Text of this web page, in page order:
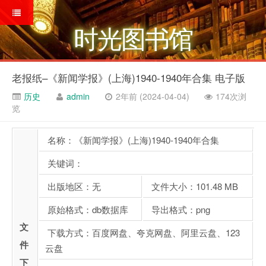
时光图书馆
老报纸–《新闻学报》(上海)1940-1940年合集 电子版
历史 admin 2年前 (2024-04-04)
174次浏
览
文
件
下
名称：《新闻学报》(上海)1940-1940年合集
关键词：
出版地区：无
文件大小：101.48 MB
原始格式：db数据库
导出格式：png
下载方式：百度网盘、夸克网盘、阿里云盘、123
云盘